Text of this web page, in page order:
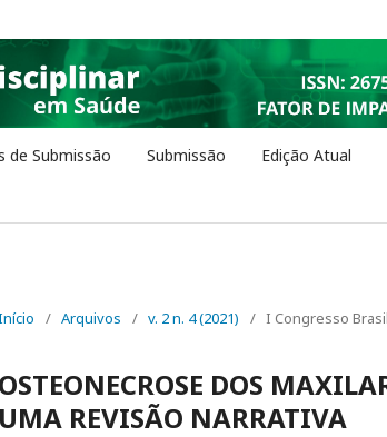
de Submissão Submissão Edição Atual
/ Arquivos / v. 2 n. 4 (2021) / I Congresso
OSTEONECROSE DOS
UMA REVISÃO NARRATIVA